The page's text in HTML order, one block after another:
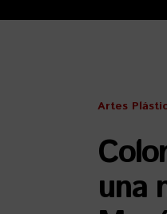
Artes
una